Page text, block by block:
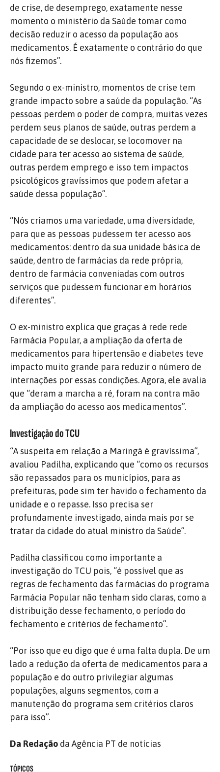
de crise, de desemprego, exatamente nesse
momento o ministério da Saúde tomar como
decisão reduzir o acesso da população aos
medicamentos. É exatamente o contrário do que
nós fizemos”.
Segundo o ex-ministro, momentos de crise tem
grande impacto sobre a saúde da população. “As
pessoas perdem o poder de compra, muitas vezes
perdem seus planos de saúde, outras perdem a
capacidade de se deslocar, se locomover na
cidade para ter acesso ao sistema de saúde,
outras perdem emprego e isso tem impactos
psicológicos gravíssimos que podem afetar a
saúde dessa população”.
“Nós criamos uma variedade, uma diversidade,
para que as pessoas pudessem ter acesso aos
medicamentos: dentro da sua unidade básica de
saúde, dentro de farmácias da rede própria,
dentro de farmácia conveniadas com outros
serviços que pudessem funcionar em horários
diferentes”.
O ex-ministro explica que graças à rede rede
Farmácia Popular, a ampliação da oferta de
medicamentos para hipertensão e diabetes teve
impacto muito grande para reduzir o número de
internações por essas condições. Agora, ele avalia
que “deram a marcha a ré, foram na contra mão
da ampliação do acesso aos medicamentos”.
Investigação do TCU
“A suspeita em relação a Maringá é gravíssima”,
avaliou Padilha, explicando que “como os recursos
são repassados para os municípios, para as
prefeituras, pode sim ter havido o fechamento da
unidade e o repasse. Isso precisa ser
profundamente investigado, ainda mais por se
tratar da cidade do atual ministro da Saúde”.
Padilha classificou como importante a
investigação do TCU pois, “é possível que as
regras de fechamento das farmácias do programa
Farmácia Popular não tenham sido claras, como a
distribuição desse fechamento, o período do
fechamento e critérios de fechamento”.
“Por isso que eu digo que é uma falta dupla. De um
lado a redução da oferta de medicamentos para a
população e do outro privilegiar algumas
populações, alguns segmentos, com a
manutenção do programa sem critérios claros
para isso”.
Da Redação da Agência PT de notícias
TÓPICOS